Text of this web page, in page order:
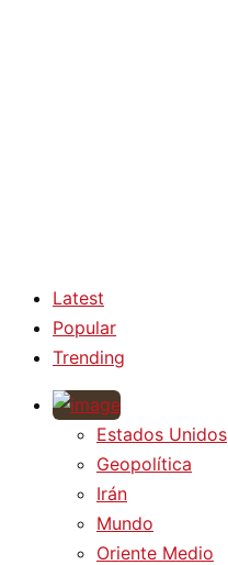
Latest
Popular
Trending
Estados Unidos
Geopolítica
Irán
Mundo
Oriente Medio